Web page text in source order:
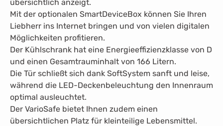
übersichtlich anzeigt.
Mit der optionalen SmartDeviceBox können Sie Ihren
Liebherr ins Internet bringen und von vielen digitalen
Möglichkeiten profitieren.
Der Kühlschrank hat eine Energieeffizienzklasse von D
und einen Gesamtrauminhalt von 166 Litern.
Die Tür schließt sich dank SoftSystem sanft und leise,
während die LED-Deckenbeleuchtung den Innenraum
optimal ausleuchtet.
Der VarioSafe bietet Ihnen zudem einen
übersichtlichen Platz für kleinteilige Lebensmittel.